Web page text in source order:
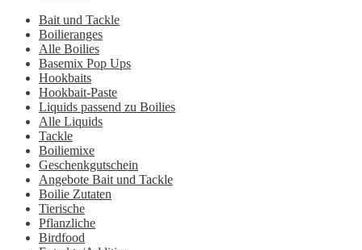
Bait und Tackle
Boilieranges
Alle Boilies
Basemix Pop Ups
Hookbaits
Hookbait-Paste
Liquids passend zu Boilies
Alle Liquids
Tackle
Boiliemixe
Geschenkgutschein
Angebote Bait und Tackle
Boilie Zutaten
Tierische
Pflanzliche
Birdfood